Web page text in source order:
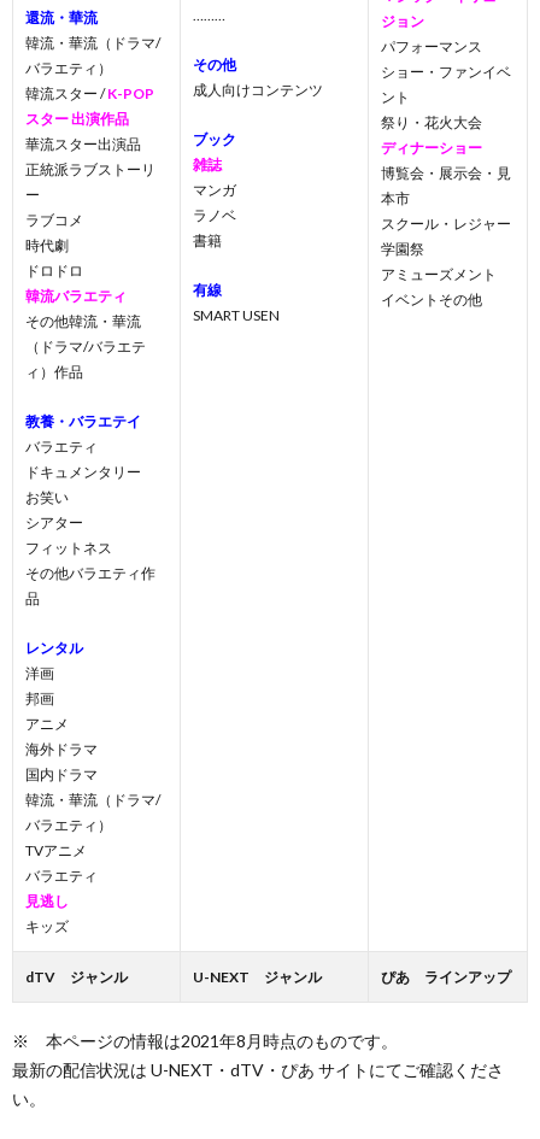
還流・華流
韓流・華流（ドラマ/
バラエティ）
韓流スター /K-POP
スター 出演作品
華流スター出演品
正統派ラブストーリ
ー
ラブコメ
時代劇
ドロドロ
韓流バラエティ
その他韓流・華流
（ドラマ/バラエテ
ィ）作品
教養・バラエテイ
バラエティ
ドキュメンタリー
お笑い
シアター
フィットネス
その他バラエティ作
品
レンタル
洋画
邦画
アニメ
海外ドラマ
国内ドラマ
韓流・華流（ドラマ/
バラエティ）
TVアニメ
バラエティ
見逃し
キッズ
その他
成人向けコンテンツ
ブック
雑誌
マンガ
ラノベ
書籍
有線
SMART USEN
ジョン
パフォーマンス
ショー・ファンイベ
ント
祭り・花火大会
ディナーショー
博覧会・展示会・見
本市
スクール・レジャー
学園祭
アミューズメント
イベントその他
dTV ジャンル U-NEXT ジャンル ぴあ ラインアップ
※ 本ページの情報は2021年8月時点のものです。
最新の配信状況は U-NEXT・dTV・ぴあ サイトにてご確認くださ
い。